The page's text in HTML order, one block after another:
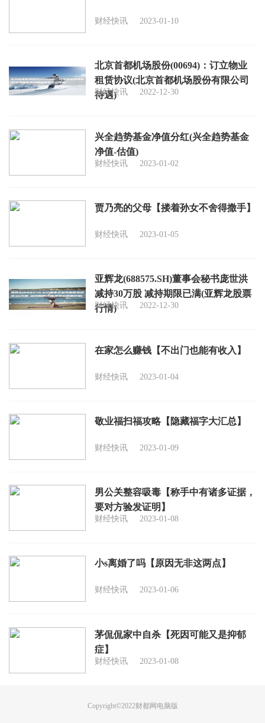
财经快讯 2023-01-10
北京首都机场股份(00694)：订立物业
租赁协议(北京首都机场股份有限公司
待遇)
财经快讯 2022-12-30
兴全趋势基金净值分红(兴全趋势基金
净值-估值)
财经快讯 2023-01-02
贾乃亮的父母【搂着孙女不舍得撒手】
财经快讯 2023-01-05
亚辉龙(688575.SH)董事会秘书庞世洪
减持30万股 减持期限已满(亚辉龙股票
行情)
财经快讯 2022-12-30
在家怎么赚钱【不出门也能有收入】
财经快讯 2023-01-04
敬业福扫福攻略【隐藏福字大汇总】
财经快讯 2023-01-09
男公关整容吸毒【称手中有诸多证据，
要对方验发证明】
财经快讯 2023-01-08
小s离婚了吗【原因无非这两点】
财经快讯 2023-01-06
茅侃侃家中自杀【死因可能又是抑郁
症】
财经快讯 2023-01-08
Copyright©2022财都网电脑版